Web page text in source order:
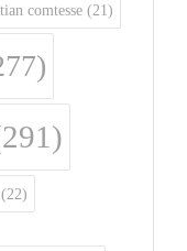
comtesse (21)
(22)